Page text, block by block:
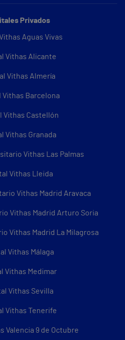
Privados
Aguas Vivas
Vithas Alicante
Vithas Almería
Vithas Barcelona
Vithas Castellón
Vithas Granada
Vithas Las Palmas
Vithas Lleida
Vithas Madrid Aravaca
Vithas Madrid Arturo Soria
Vithas Madrid La Milagrosa
Vithas Málaga
Vithas Medimar
Vithas Sevilla
Vithas Tenerife
Valencia 9 de Octubre